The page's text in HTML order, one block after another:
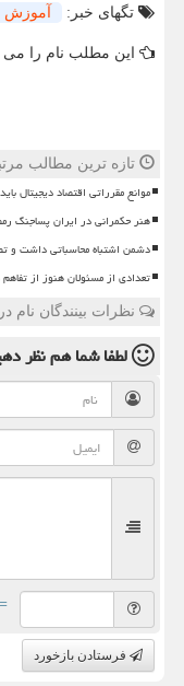
تگهای خبر: آموزش
این مطلب نام را می
تازه ترین مطالب
موانع مقرراتی اقتصاد دیجیتال
هنر حکمرانی در ایران پساجنگ
دشمن اشتباه محاسباتی داشت و
تعدادی از مسئولان هنوز از
نظرات بینندگان نام
لطفا شما همنظر
= ۲ بعلاوه ۲
فرستادن بازخورد